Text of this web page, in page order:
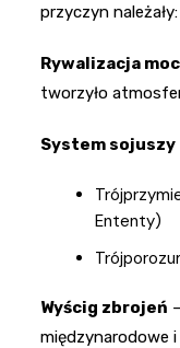
przyczyn należały:
Rywalizacja
tworzyło
System sojuszy
Ententy)
Wyścig zbrojeń
międzynarodowe